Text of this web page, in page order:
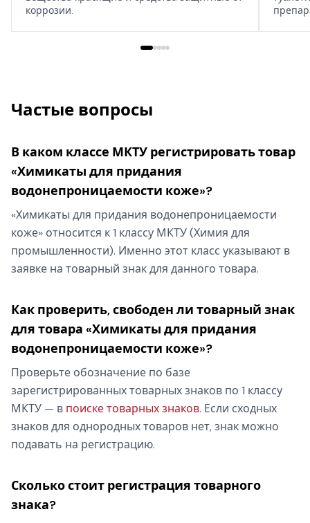
коррозии.
Частые вопросы
В каком классе МКТУ регистрировать товар
«Химикаты для придания
водонепроницаемости коже»?
«Химикаты для придания водонепроницаемости
коже» относится к 1 классу МКТУ (Химия для
промышленности). Именно этот класс указывают в
заявке на товарный знак для данного товара.
Как проверить, свободен ли товарный знак
для товара «Химикаты для придания
водонепроницаемости коже»?
Проверьте обозначение по базе
зарегистрированных товарных знаков по 1 классу
МКТУ — в поиске товарных знаков. Если сходных
знаков для однородных товаров нет, знак можно
подавать на регистрацию.
Сколько стоит регистрация товарного
знака?